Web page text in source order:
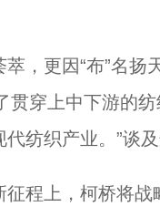
更因“布”名扬
贯穿上中下游的
纺织产业。”谈
上，柯桥将战